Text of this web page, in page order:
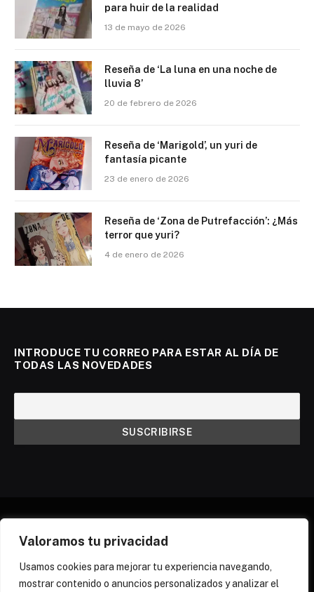
Valoramos tu privacidad
Usamos cookies para mejorar tu experiencia navegando,
mostrar contenido o anuncios personalizados y analizar el
para huir de la realidad
13 de mayo de 2026
Reseña de ‘La luna en una noche de
lluvia 8’
20 de febrero de 2026
Reseña de ‘Marigold’, un yuri de
fantasía picante
23 de enero de 2026
Reseña de ‘Zona de Putrefacción’: ¿Más
terror que yuri?
4 de enero de 2026
INTRODUCE TU CORREO PARA ESTAR AL DÍA DE
TODAS LAS NOVEDADES
(Twitter)